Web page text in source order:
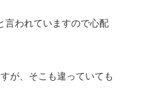
言われていますので心配
が、そこも違っていても